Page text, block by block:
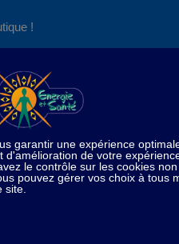
!
Nos produits succès
Découvrez aussi notre site de
consultations et de formations